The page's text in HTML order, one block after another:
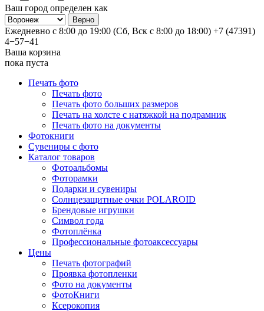
Ваш город определен как
Ежедневно с 8:00 до 19:00 (Сб, Вск с 8:00 до 18:00) +7 (47391)
4−57−41
Ваша корзина
пока пуста
Печать фото
Печать фото
Печать фото больших размеров
Печать на холсте с натяжкой на подрамник
Печать фото на документы
Фотокниги
Сувениры с фото
Каталог товаров
Фотоальбомы
Фоторамки
Подарки и сувениры
Солнцезащитные очки POLAROID
Брендовые игрушки
Символ года
Фотоплёнка
Профессиональные фотоаксессуары
Цены
Печать фотографий
Проявка фотопленки
Фото на документы
ФотоКниги
Ксерокопия